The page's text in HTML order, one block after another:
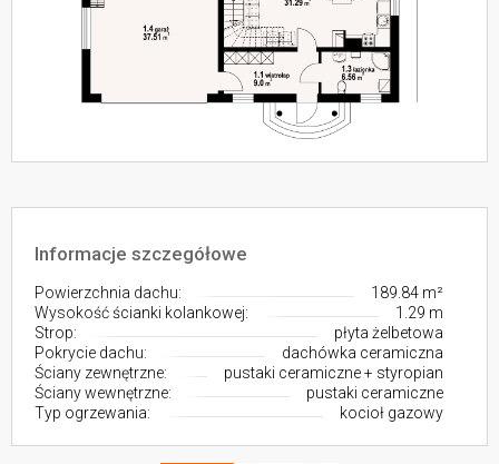
Informacje szczegółowe
Powierzchnia dachu:
189.84 m²
Wysokość ścianki kolankowej:
1.29 m
Strop:
płyta żelbetowa
Pokrycie dachu:
dachówka ceramiczna
Ściany zewnętrzne:
pustaki ceramiczne + styropian
Ściany wewnętrzne:
pustaki ceramiczne
Typ ogrzewania:
kocioł gazowy